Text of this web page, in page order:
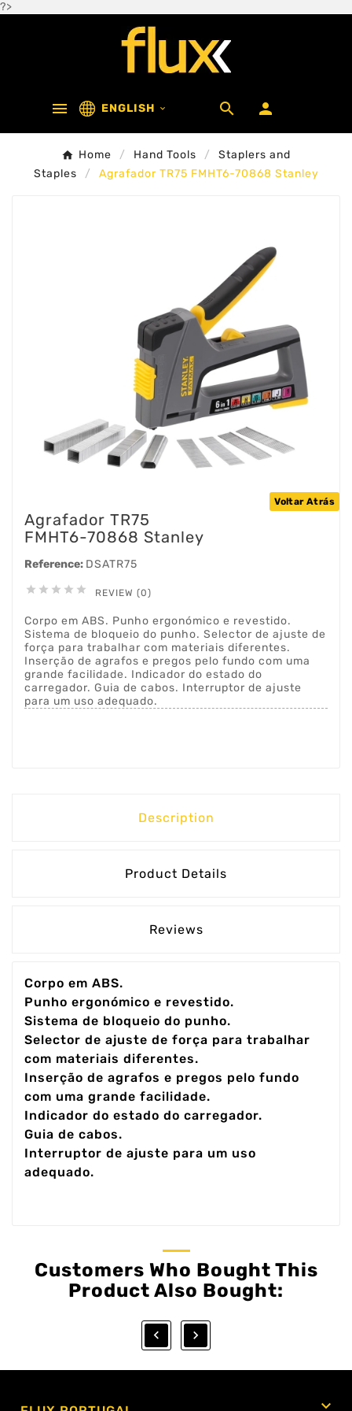
?>
 ENGLISH   
Home Hand Tools
Staplers and
Staples
Agrafador TR75 FMHT6-70868 Stanley
Voltar Atrás
Agrafador TR75
FMHT6-70868 Stanley
Reference: DSATR75
     REVIEW (0)
Corpo em ABS. Punho ergonómico e revestido.
Sistema de bloqueio do punho. Selector de ajuste de
força para trabalhar com materiais diferentes.
Inserção de agrafos e pregos pelo fundo com uma
grande facilidade. Indicador do estado do
carregador. Guia de cabos. Interruptor de ajuste
para um uso adequado.
Description
Product Details
Reviews
Corpo em ABS.
Punho ergonómico e revestido.
Sistema de bloqueio do punho.
Selector de ajuste de força para trabalhar
com materiais diferentes.
Inserção de agrafos e pregos pelo fundo
com uma grande facilidade.
Indicador do estado do carregador.
Guia de cabos.
Interruptor de ajuste para um uso
adequado.
Customers Who Bought This
Product Also Bought:
 
